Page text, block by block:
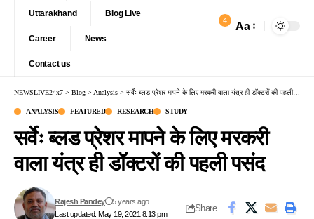
Uttarakhand Blog Live
Career News
Contact us
4 Aa
NEWSLIVE24x7 > Blog > Analysis > सर्वेः ब्लड प्रेशर मापने के लिए मरकरी वाला यंत्र ही डॉक्टरों की पहली पसंद
ANALYSIS FEATURED RESEARCH STUDY
सर्वेः ब्लड प्रेशर मापने के लिए मरकरी
वाला यंत्र ही डॉक्टरों की पहली पसंद
Last updated: May 19, 2021 8:13 pm
Rajesh Pandey 5 years ago
Share